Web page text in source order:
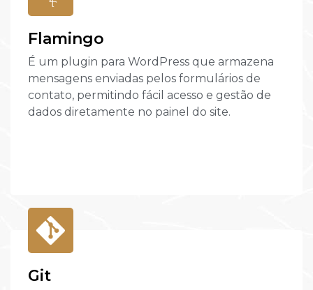
Flamingo
É um plugin para WordPress que armazena
mensagens enviadas pelos formulários de
contato, permitindo fácil acesso e gestão de
dados diretamente no painel do site.
Git